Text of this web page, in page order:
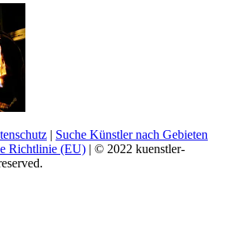
| Suche Künstler nach Gebieten
Richtlinie (EU) | © 2022 kuenstler-